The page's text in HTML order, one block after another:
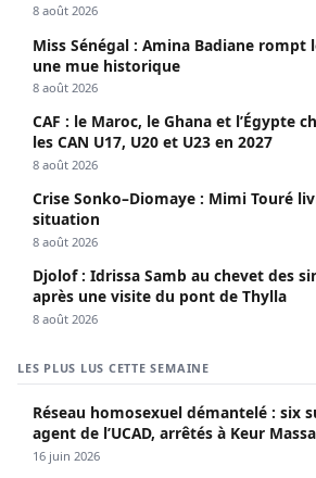
8 août 2026
Miss Sénégal : Amina Badiane rompt
une mue historique
8 août 2026
CAF : le Maroc, le Ghana et l’Égypte
les CAN U17, U20 et U23 en 2027
8 août 2026
Crise Sonko–Diomaye : Mimi Touré
situation
8 août 2026
Djolof : Idrissa Samb au chevet des
après une visite du pont de Thylla
8 août 2026
LES PLUS LUS CETTE SEMAINE
Réseau homosexuel démantelé : six
agent de l’UCAD, arrêtés à Keur
propagé le VIH depuis 2018
16 juin 2026